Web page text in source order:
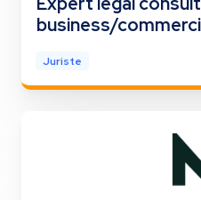
business/
Juriste